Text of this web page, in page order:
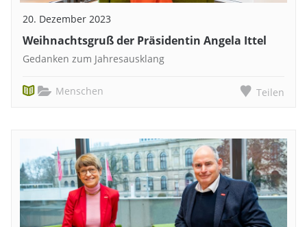
20. Dezember 2023
Weihnachtsgruß der Präsidentin Angela Ittel
Gedanken zum Jahresausklang
Menschen Teilen